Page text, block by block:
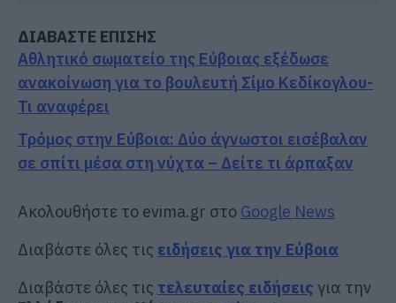
ΔΙΑΒΑΣΤΕ ΕΠΙΣΗΣ
Αθλητικό σωματείο της Εύβοιας εξέδωσε
ανακοίνωση για το βουλευτή Σίμο Κεδίκογλου-
Τι αναφέρει
Τρόμος στην Εύβοια: Δύο άγνωστοι εισέβαλαν
σε σπίτι μέσα στη νύχτα – Δείτε τι άρπαξαν
Ακολουθήστε το evima.gr στο Google News
Διαβάστε όλες τις ειδήσεις για την Εύβοια
Διαβάστε όλες τις τελευταίες ειδήσεις για την